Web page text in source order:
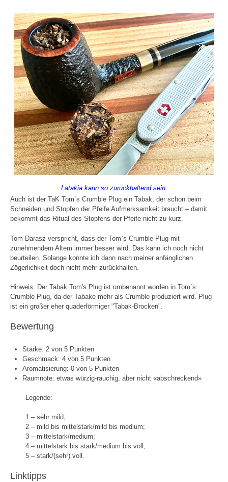
Latakia kann so zurückhaltend sein.
Auch ist der TaK Tom`s Crumble Plug ein Tabak, der schon beim
Schneiden und Stopfen der Pfeife Aufmerksamkeit braucht – damit
bekommt das Ritual des Stopfens der Pfeife nicht zu kurz.
Tom Darasz verspricht, dass der Tom`s Crumble Plug mit
zunehmendem Altem immer besser wird. Das kann ich noch nicht
beurteilen. Solange konnte ich dann nach meiner anfänglichen
Zögerlichkeit doch nicht mehr zurückhalten.
Hinweis: Der Tabak Tom's Plug ist umbenannt worden in Tom`s
Crumble Plug, da der Tabake mehr als Crumble produziert wird. Plug
ist ein großer eher quaderförmiger "Tabak-Brocken".
Bewertung
Stärke: 2 von 5 Punkten
Geschmack: 4 von 5 Punkten
Aromatisierung: 0 von 5 Punkten
Raumnote: etwas würzig-rauchig, aber nicht «abschreckend»
Legende:
1 – sehr mild;
2 – mild bis mittelstark/mild bis medium;
3 – mittelstark/medium;
4 – mittelstark bis stark/medium bis voll;
5 – stark/(sehr) voll.
Linktipps